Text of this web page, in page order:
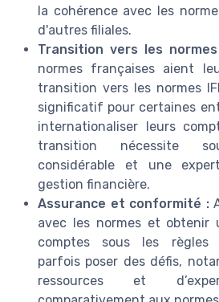
la cohérence avec les
d'autres filiales.
Transition vers les normes
normes françaises aient
transition vers les normes
significatif pour certaines
internationaliser leurs
transition nécessite
considérable et une
gestion financière.
Assurance et conformité :
avec les normes et obtenir
comptes sous les règles
parfois poser des défis,
ressources et